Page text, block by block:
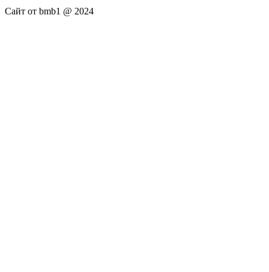
Сайт от bmb1 @ 2024